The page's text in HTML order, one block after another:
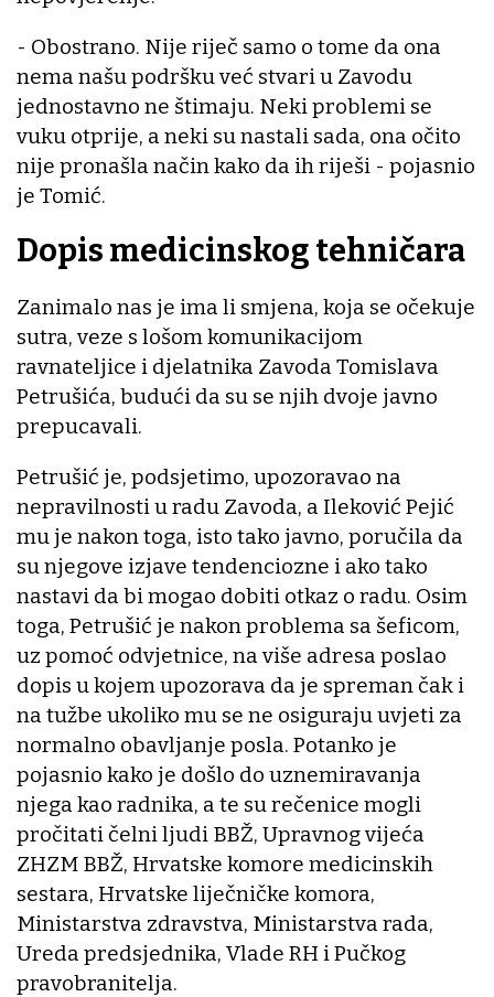
- Obostrano. Nije riječ samo o tome da ona
nema našu podršku već stvari u Zavodu
jednostavno ne štimaju. Neki problemi se
vuku otprije, a neki su nastali sada, ona očito
nije pronašla način kako da ih riješi - pojasnio
je Tomić.
Dopis medicinskog tehničara
Zanimalo nas je ima li smjena, koja se očekuje
sutra, veze s lošom komunikacijom
ravnateljice i djelatnika Zavoda Tomislava
Petrušića, budući da su se njih dvoje javno
prepucavali.
Petrušić je, podsjetimo, upozoravao na
nepravilnosti u radu Zavoda, a Ileković Pejić
mu je nakon toga, isto tako javno, poručila da
su njegove izjave tendenciozne i ako tako
nastavi da bi mogao dobiti otkaz o radu. Osim
toga, Petrušić je nakon problema sa šeficom,
uz pomoć odvjetnice, na više adresa poslao
dopis u kojem upozorava da je spreman čak i
na tužbe ukoliko mu se ne osiguraju uvjeti za
normalno obavljanje posla. Potanko je
pojasnio kako je došlo do uznemiravanja
njega kao radnika, a te su rečenice mogli
pročitati čelni ljudi BBŽ, Upravnog vijeća
ZHZM BBŽ, Hrvatske komore medicinskih
sestara, Hrvatske liječničke komora,
Ministarstva zdravstva, Ministarstva rada,
Ureda predsjednika, Vlade RH i Pučkog
pravobranitelja.